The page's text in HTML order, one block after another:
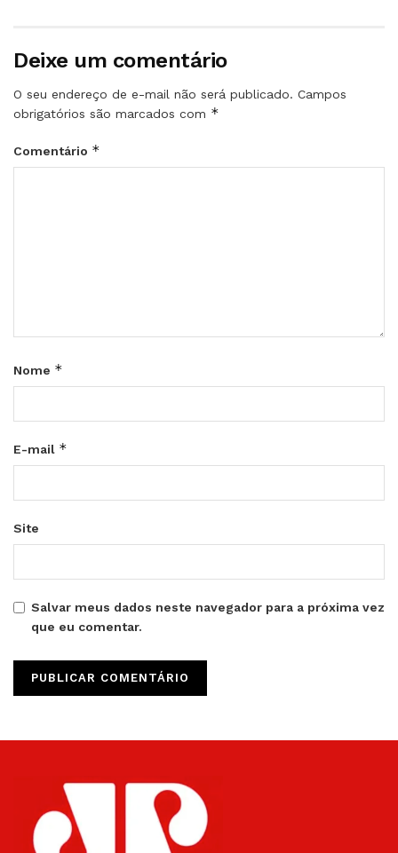
Deixe um comentário
O seu endereço de e-mail não será publicado. Campos
obrigatórios são marcados com *
Comentário *
Nome *
E-mail *
Site
Salvar meus dados neste navegador para a próxima vez
que eu comentar.